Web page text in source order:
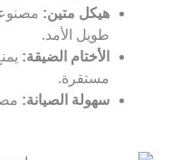
هيكل متين:
طويل الأمد.
الأختام الضيقة:
مستقرة.
سهولة الصيانة: